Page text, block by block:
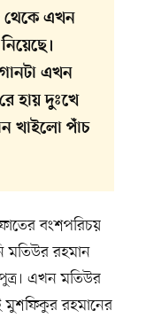
থেকে এখন
এখন
হায় দুঃখে
খাইলো পাঁচ
বংশপরিচয়
মতিউর রহমান
এখন মতিউর
মুশফিকুর রহমানের